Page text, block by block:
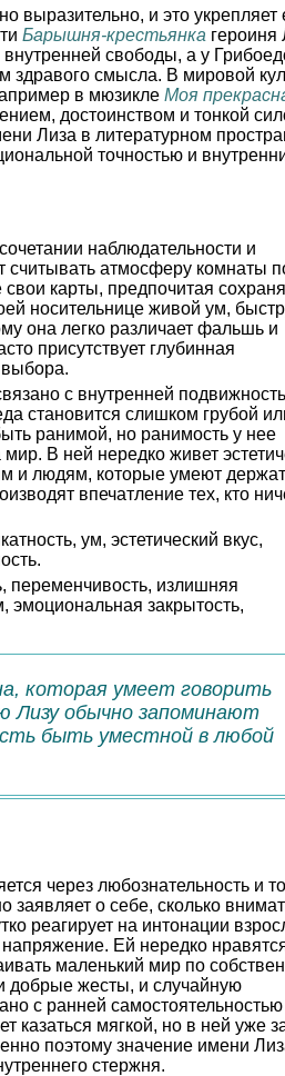
выразительно, и это укрепляет
Барышня-крестьянка героиня
свободы, а у
здравого смысла. В мировой
в мюзикле Моя
достоинством и тонкой
Лиза в литературном
точностью и
наблюдательности и
считывать атмосферу комнаты
карты, предпочитая
носительнице живой ум,
она легко различает фальшь и
присутствует глубинная
выбора.
с внутренней
становится слишком грубой
ранимой, но ранимость у нее
В ней нередко живет
и людям, которые умеют
впечатление тех, кто
ум, эстетический вкус,
переменчивость, излишняя
эмоциональная закрытость,
которая умеет говорить
Лизу обычно запоминают
быть уместной в любой
через любознательность и
заявляет о себе, сколько
реагирует на интонации
напряжение. Ей нередко
маленький мир по
добрые жесты, и случайную
с ранней самостоятельностью
казаться мягкой, но в ней уже
поэтому значение имени
стержня.